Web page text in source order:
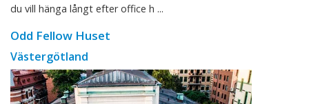
du vill hänga långt efter office h ...
Odd Fellow Huset
Västergötland